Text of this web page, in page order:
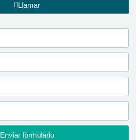
Llamar
Enviar formulario